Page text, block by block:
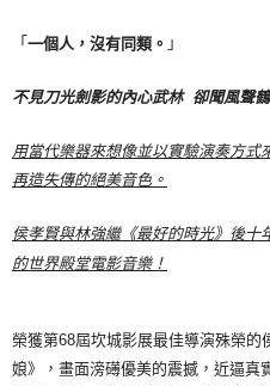
「 一個人，沒有同類。 」
不見刀光劍影的內心武林 卻聞風聲
用當代樂器來想像並以實驗演奏方式
再造失傳的絕美音色。
侯孝賢與林強繼《最好的時光》 後十
的世界殿堂電影音樂！
榮獲第68屆坎城影展最佳導演殊榮的
娘》，畫面滂礡優美的震撼，近逼真